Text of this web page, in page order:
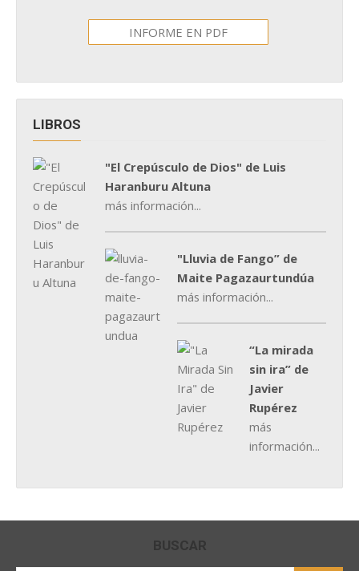
INFORME EN PDF
LIBROS
"El Crepúsculo de Dios" de Luis
Haranburu Altuna
más información...
"Lluvia de Fango” de
Maite Pagazaurtundúa
más información...
“La mirada
sin ira” de
Javier
Rupérez
más
información...
BUSCAR